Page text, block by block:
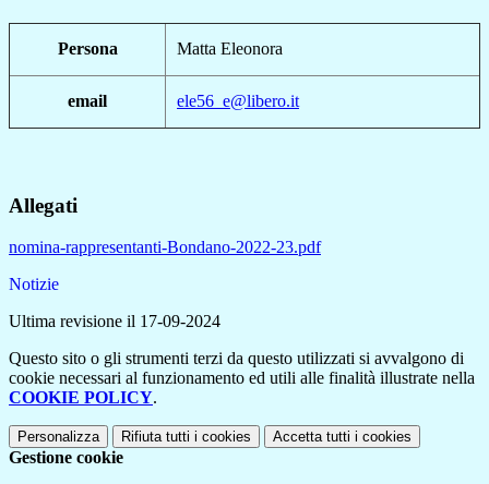
Persona Matta Eleonora
email ele56_e@libero.it
Allegati
nomina-rappresentanti-Bondano-2022-23.pdf
Notizie
Ultima revisione il 17-09-2024
Questo sito o gli strumenti terzi da questo utilizzati si avvalgono di
cookie necessari al funzionamento ed utili alle finalità illustrate nella
COOKIE POLICY.
Personalizza Rifiuta tutti i cookies Accetta tutti i cookies
Gestione cookie